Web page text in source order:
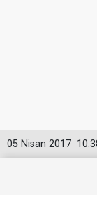
05 Nisan 2017